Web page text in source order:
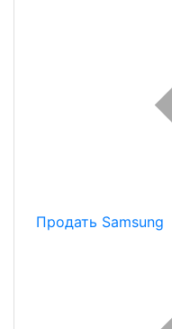
Продать Samsung